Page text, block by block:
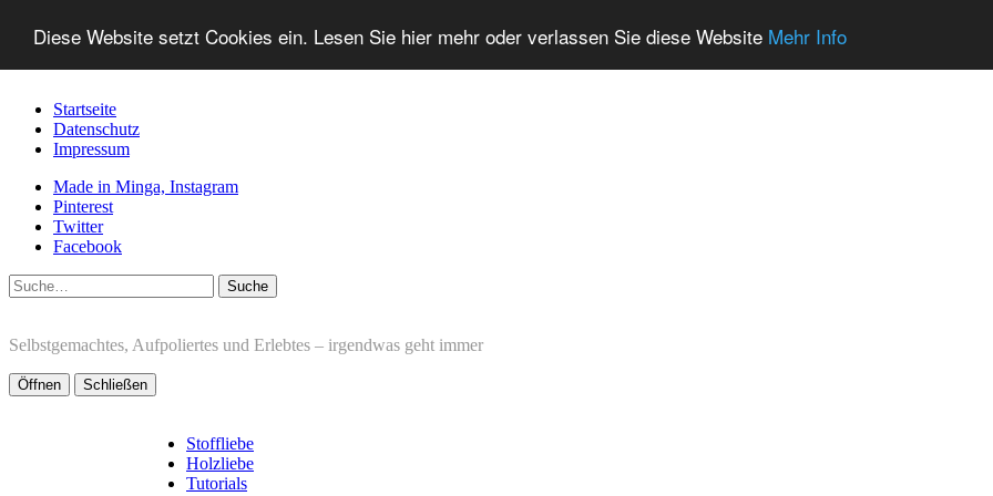
Diese Website setzt Cookies ein. Lesen Sie hier mehr oder verlassen Sie diese Website Mehr Info
Startseite
Datenschutz
Impressum
Made in Minga, Instagram
Pinterest
Twitter
Facebook
Suche
Selbstgemachtes, Aufpoliertes und Erlebtes – irgendwas geht immer
Öffnen Schließen
Stoffliebe
Holzliebe
Tutorials